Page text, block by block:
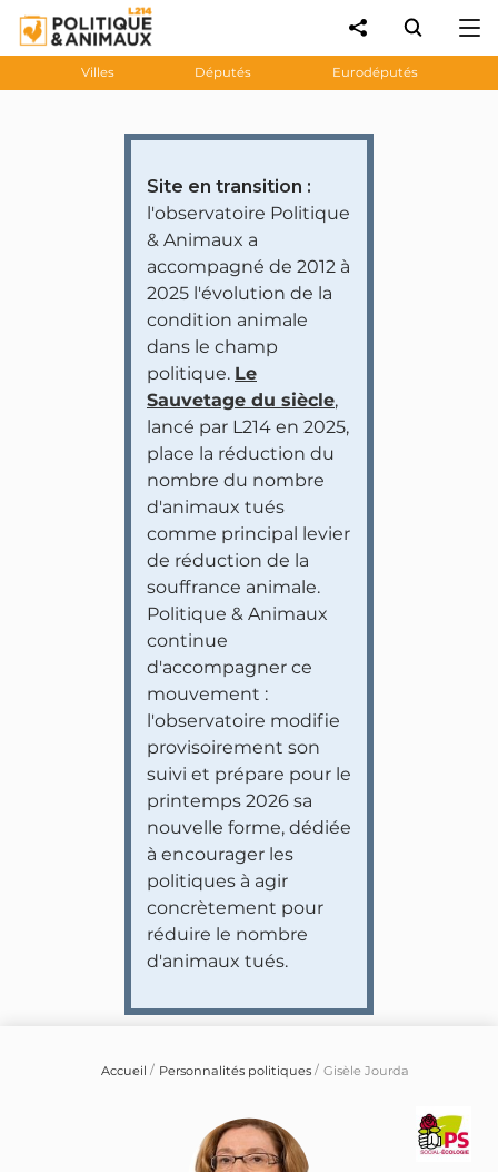
Villes Députés Eurodéputés
Site en transition :
l'observatoire Politique
& Animaux a
accompagné de 2012 à
2025 l'évolution de la
condition animale
dans le champ
politique. Le
Sauvetage du siècle,
lancé par L214 en 2025,
place la réduction du
nombre du nombre
d'animaux tués
comme principal levier
de réduction de la
souffrance animale.
Politique & Animaux
continue
d'accompagner ce
mouvement :
l'observatoire modifie
provisoirement son
suivi et prépare pour le
printemps 2026 sa
nouvelle forme, dédiée
à encourager les
politiques à agir
concrètement pour
réduire le nombre
d'animaux tués.
Accueil Personnalités politiques Gisèle Jourda